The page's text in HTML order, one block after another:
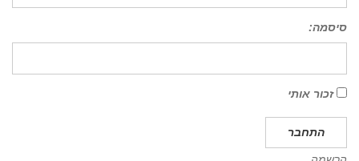
סיסמה:
זכור אותי
התחבר